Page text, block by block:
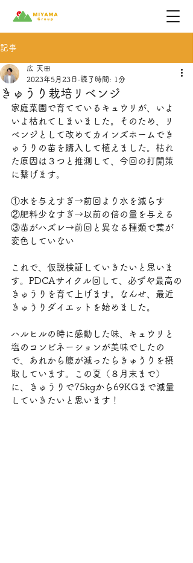
記事
きゅうり栽培リベンジ
広 天田
2023年5月23日 読了時間: 1分
家庭菜園で育てているキュウリが、いよ
いよ枯れてしまいました。そのため、リ
ベンジとして改めてカインズホームでき
ゅうりの苗を購入して植えました。枯れ
た原因は３つと推測して、今回の打開策
に繋げます。
①水を与えすぎ→前回より水を減らす
②肥料少なすぎ→以前の倍の量を与える
③苗がハズレ→前回と異なる種類で葉が
変色していない
これで、仮説検証していきたいと思いま
す。PDCAサイクル回して、必ずや最高の
きゅうりを育て上げます。なんせ、最近
きゅうりダイエットを始めました。
ハルヒルの時に感動した味、キュウリと
塩のコンビネーションが美味でしたの
で、あれから腹が減ったらきゅうりを摂
取しています。この夏（８月末まで）
に、きゅうりで75kgから69KGまで減量
していきたいと思います！